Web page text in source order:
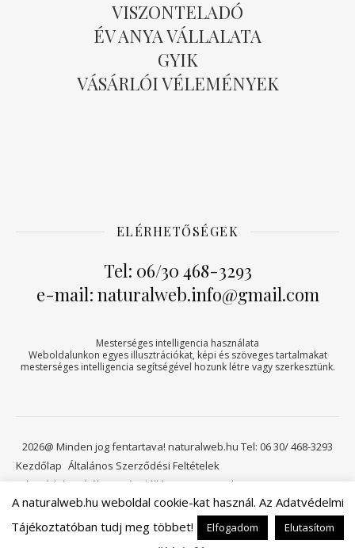
VISZONTELADÓ
ÉV ANYA VÁLLALATA
GYIK
VÁSÁRLÓI VÉLEMÉNYEK
ELÉRHETŐSÉGEK
Tel: 06/30 468-3293
e-mail: naturalweb.info@gmail.com
Mesterséges intelligencia használata
Weboldalunkon egyes illusztrációkat, képi és szöveges tartalmakat
mesterséges intelligencia segítségével hozunk létre vagy szerkesztünk.
2026@ Minden jog fentartava! naturalweb.hu Tel: 06 30/ 468-3293
Kezdőlap Általános Szerződési Feltételek
Adatvédelmi tájékoztató
Elállási jog
Kapcsolat
Viszonteladóknak Kosár
Ashe a sablont készítette:WP Royal.
A naturalweb.hu weboldal cookie-kat használ. Az Adatvédelmi
Tájékoztatóban tudj meg többet!
Elfogadom Elutasítom